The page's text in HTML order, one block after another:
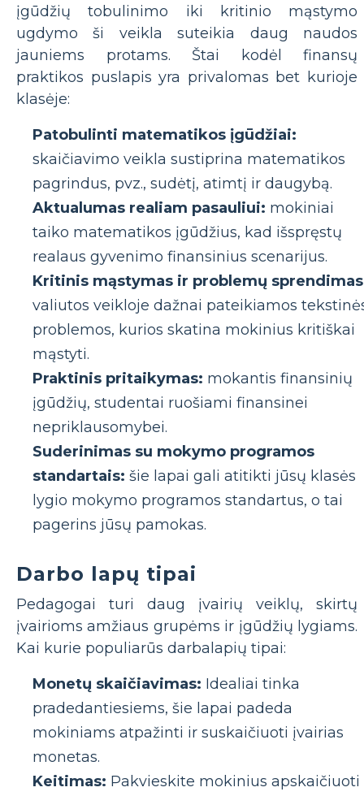
įgūdžių tobulinimo iki kritinio mąstymo
ugdymo ši veikla suteikia daug naudos
jauniems protams. Štai kodėl finansų
praktikos puslapis yra privalomas bet kurioje
klasėje:
Patobulinti matematikos įgūdžiai:
skaičiavimo veikla sustiprina matematikos
pagrindus, pvz., sudėtį, atimtį ir daugybą.
Aktualumas realiam pasauliui: mokiniai
taiko matematikos įgūdžius, kad išspręstų
realaus gyvenimo finansinius scenarijus.
Kritinis mąstymas ir problemų
valiutos veikloje dažnai pateikiamos
problemos, kurios skatina mokinius kritiškai
mąstyti.
Praktinis pritaikymas: mokantis finansinių
įgūdžių, studentai ruošiami finansinei
nepriklausomybei.
Suderinimas su mokymo programos
standartais: šie lapai gali atitikti jūsų klasės
lygio mokymo programos standartus, o tai
pagerins jūsų pamokas.
Darbo lapų tipai
Pedagogai turi daug įvairių veiklų, skirtų
įvairioms amžiaus grupėms ir įgūdžių lygiams.
Kai kurie populiarūs darbalapių tipai:
Monetų skaičiavimas: Idealiai tinka
pradedantiesiems, šie lapai padeda
mokiniams atpažinti ir suskaičiuoti įvairias
monetas.
Keitimas: Pakvieskite mokinius apskaičiuoti